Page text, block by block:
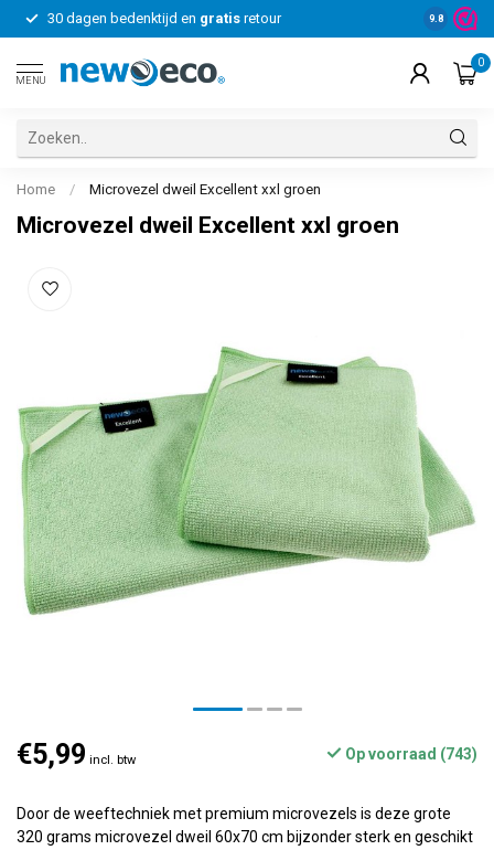
30 dagen bedenktijd en gratis retour Voor
9.8
MENU
0
Home / Microvezel dweil Excellent xxl groen
Microvezel dweil Excellent xxl groen
€5,99 incl. btw Op voorraad (743)
Door de weeftechniek met premium microvezels is deze grote
320 grams microvezel dweil 60x70 cm bijzonder sterk en geschikt